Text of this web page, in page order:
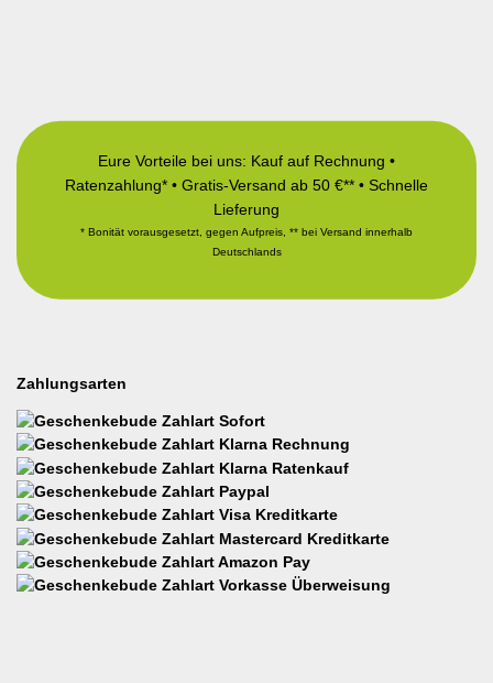
Eure Vorteile bei uns: Kauf auf Rechnung •
Ratenzahlung* • Gratis-Versand ab 50 €** • Schnelle
Lieferung
* Bonität vorausgesetzt, gegen Aufpreis, ** bei Versand innerhalb
Deutschlands
Zahlungsarten